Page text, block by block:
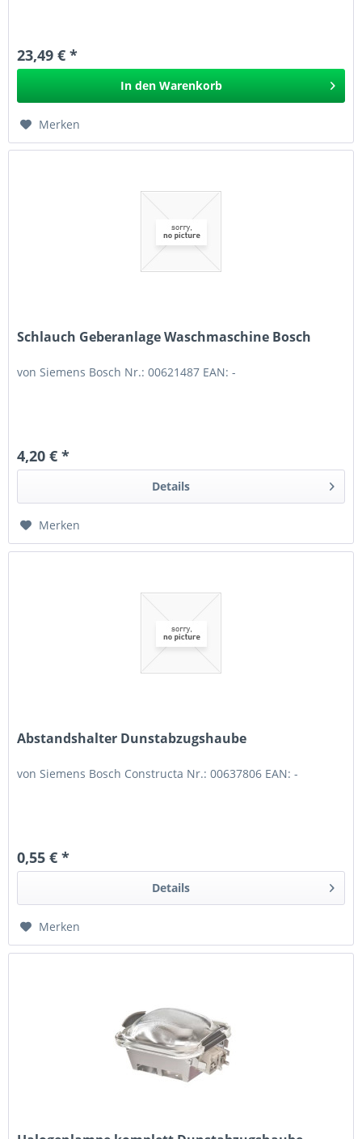
23,49 € *
In den Warenkorb
Merken
Schlauch Geberanlage Waschmaschine Bosch
von Siemens Bosch Nr.: 00621487 EAN: -
4,20 € *
Details
Merken
Abstandshalter Dunstabzugshaube
von Siemens Bosch Constructa Nr.: 00637806 EAN: -
0,55 € *
Details
Merken